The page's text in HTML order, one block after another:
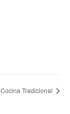
Cocina Tradicional